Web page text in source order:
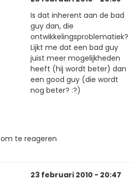
Is dat inherent aan de bad
guy dan, die
ontwikkelingsproblematiek?
Lijkt me dat een bad guy
juist meer mogelijkheden
heeft (hij wordt beter) dan
een good guy (die wordt
nog beter? :?)
om te reageren
23 februari 2010 - 20:47